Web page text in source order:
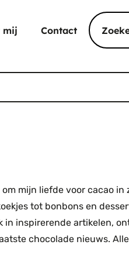
mij Contact
mijn liefde voor cacao
tot bonbons en
in inspirerende artikelen,
chocolade nieuws.